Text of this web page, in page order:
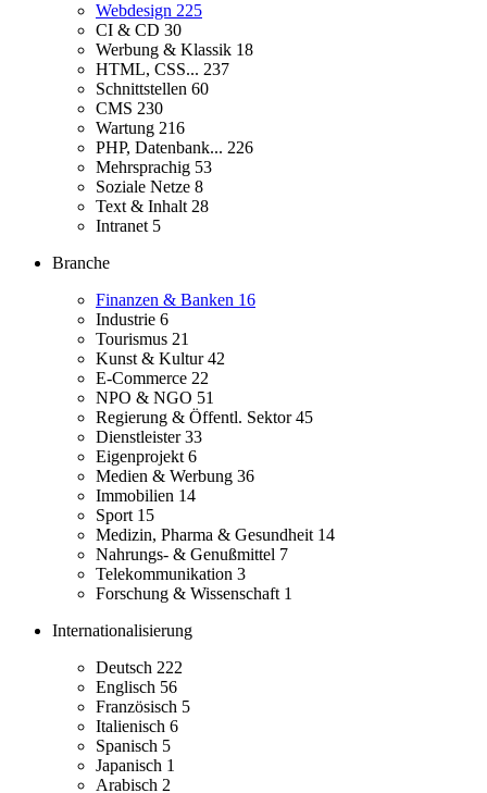
Webdesign 225
CI & CD 30
Werbung & Klassik 18
HTML, CSS... 237
Schnittstellen 60
CMS 230
Wartung 216
PHP, Datenbank... 226
Mehrsprachig 53
Soziale Netze 8
Text & Inhalt 28
Intranet 5
Branche
Finanzen & Banken 16
Industrie 6
Tourismus 21
Kunst & Kultur42
E-Commerce 22
NPO & NGO 51
Regierung & Öffentl. Sektor45
Dienstleister33
Eigenprojekt 6
Medien & Werbung 36
Immobilien 14
Sport 15
Medizin, Pharma & Gesundheit 14
Nahrungs- & Genußmittel 7
Telekommunikation 3
Forschung & Wissenschaft 1
Internationalisierung
Deutsch 222
Englisch 56
Französisch 5
Italienisch 6
Spanisch 5
Japanisch 1
Arabisch 2